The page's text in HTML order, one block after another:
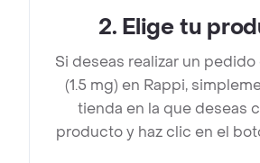
2. Elige tu
Si deseas realizar un pedido
(1.5 mg) en Rappi,
tienda en la que deseas
producto y haz clic en el